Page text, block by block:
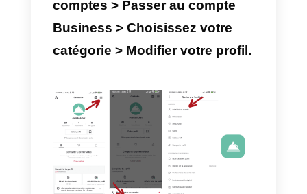
2) Vous pouvez inclure des
étiquettes d’information à chaque
3) Recevez desstatistiques sur
tous vos messages.
4) Chat multi-agents sur